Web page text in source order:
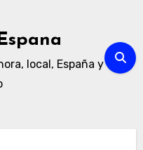
local, España y